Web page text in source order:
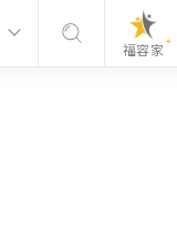
福容家